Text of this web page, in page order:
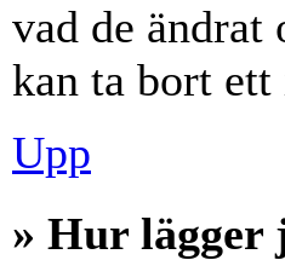
vad de ändrat
kan ta bort ett
Upp
» Hur